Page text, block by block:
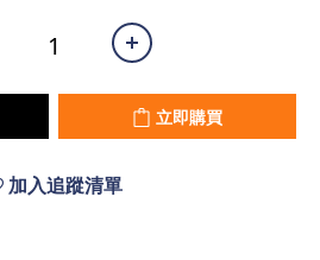
立即購買
加入追蹤清單